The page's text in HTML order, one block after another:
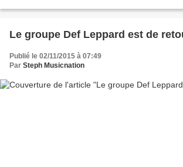
Le groupe Def Leppard est de
Publié le 02/11/2015 à 07:49
Par Steph Musicnation